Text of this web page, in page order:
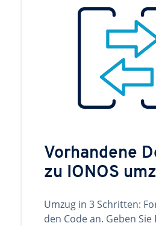
Vorhandene
zu IONOS
Umzug in 3 Schritten:
den Code an. Geben